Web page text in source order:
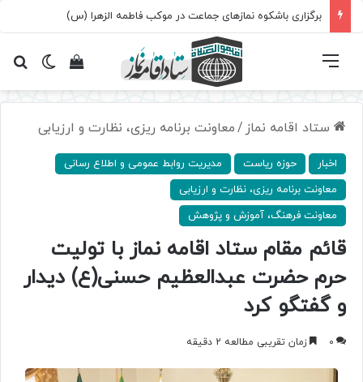
برگزاری باشکوه نمازهای جماعت در موکب فاطمه الزهرا (س)
تغییرمشاهده فهرست
ستاد اقامه نماز /معاونت ‌برنامه ریزی، نظارت و ارزیابی
اخبار حوزه ریاست
مدیریت روابط عمومی و اطلاع رسانی
معاونت ‌برنامه ریزی، نظارت و ارزیابی
معاونت فرهنگ، آموزش و پژوهش
قائم مقام ستاد اقامه نماز با تولیت
حرم حضرت عبدالعظیم حسنی(ع) دیدار
و گفتگو کرد
0 زمان تقریبی مطالعه 2 دقیقه